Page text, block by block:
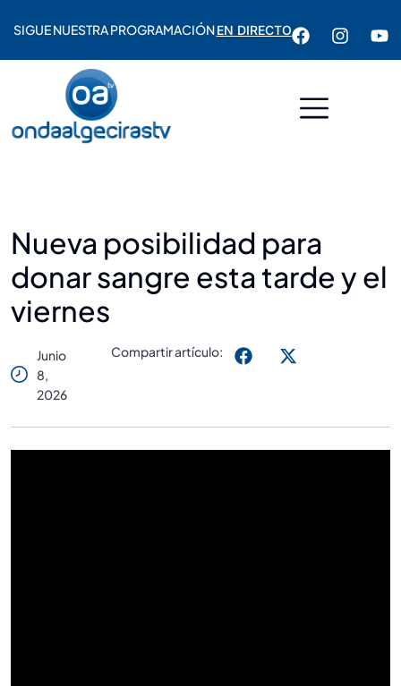
SIGUE NUESTRA PROGRAMACIÓNEN DIRECTO
Nueva posibilidad para
donar sangre esta tarde y el
viernes
Junio
8,
2026
Compartir artículo: